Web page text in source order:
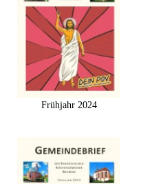
Frühjahr 2024